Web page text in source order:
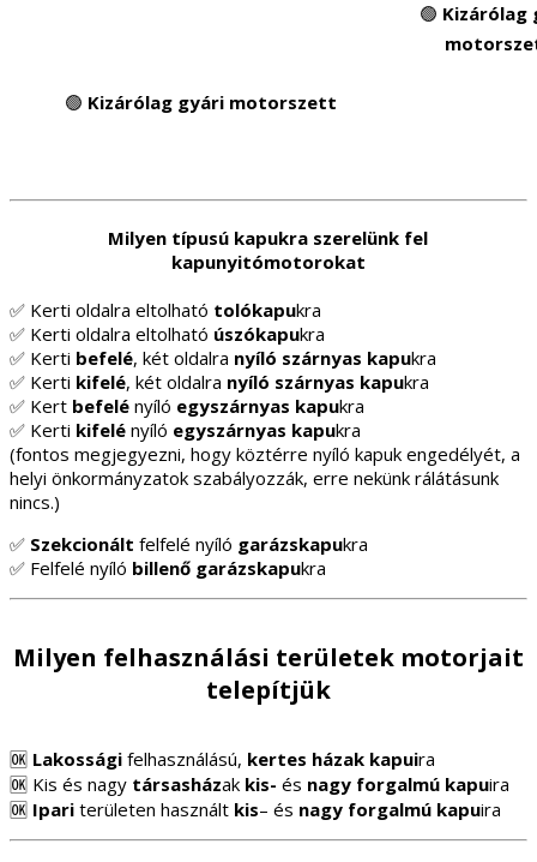
🟢 Kizárólag gyári motorszett
🟢 Kizárólag
Milyen típusú kapukra szerelünk fel
kapunyitómotorokat
✅ Kerti oldalra eltolható tolókapukra
✅ Kerti oldalra eltolható úszókapukra
✅ Kerti befelé, két oldalra nyíló szárnyas kapukra
✅ Kerti kifelé, két oldalra nyíló szárnyas kapukra
✅ Kert befelé nyíló egyszárnyas kapukra
✅ Kerti kifelé nyíló egyszárnyas kapukra
(fontos megjegyezni, hogy köztérre nyíló kapuk engedélyét, a
helyi önkormányzatok szabályozzák, erre nekünk rálátásunk
nincs.)
✅ Szekcionált felfelé nyíló garázskapukra
✅ Felfelé nyíló billenő garázskapukra
Milyen felhasználási területek motorjait
telepítjük
🆗 Lakossági felhasználású, kertes házak kapuira
🆗 Kis és nagy társasházak kis- és nagy forgalmú kapuira
🆗 Ipari területen használt kis– és nagy forgalmú kapuira